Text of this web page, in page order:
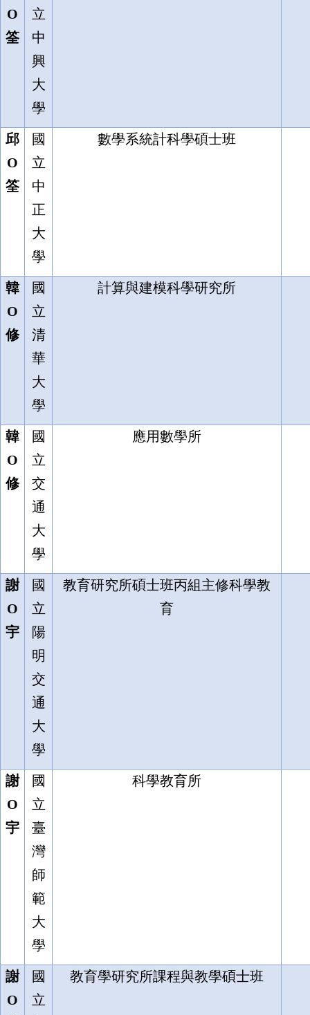
O
筌
立
中
興
大
學
邱
O
筌
國
立
中
正
大
學
數學系統計科學碩士班
韓
O
修
國
立
清
華
大
學
計算與建模科學研究所
韓
O
修
國
立
交
通
大
學
應用數學所
謝
O
宇
國
立
陽
明
交
通
大
學
教育研究所碩士班丙組主修科學教
育
謝
O
宇
國
立
臺
灣
師
範
大
學
科學教育所
謝
O
國
立
教育學研究所課程與教學碩士班